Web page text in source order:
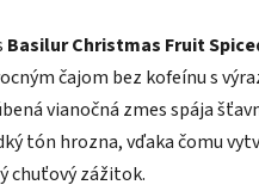
Basilur Christmas Fruit
čajom bez kofeínu s
vianočná zmes spája
tón hrozna, vďaka čomu
chuťový zážitok.